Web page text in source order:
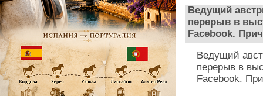
Ведущий
перерыв в
Facebook.
Ведущий
перерыв в
Facebook.